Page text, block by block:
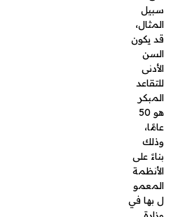
الأنظمة
المعمول
بها في
وزارة
الدفاع أو
وزارة
الداخلية،
وتختلف
هذه
الشروط
حسب
الفرع
العسكري